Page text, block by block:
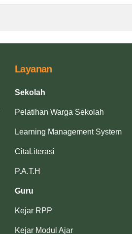
Layanan
Sekolah
Pelatihan Warga Sekolah
Learning Management System
CitaLiterasi
P.A.T.H
Guru
Kejar RPP
Kejar Modul Ajar